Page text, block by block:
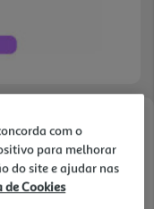
com o
para melhorar
do site e ajudar nas
de Cookies